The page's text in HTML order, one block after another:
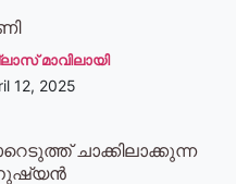
മാവിലായി
12, 2025
ചാക്കിലാക്കുന്ന